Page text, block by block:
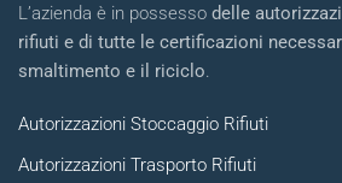
L’azienda è in possesso delle
rifiuti e di tutte le certificazioni
smaltimento e il riciclo.
Autorizzazioni Stoccaggio Rifiuti
Autorizzazioni Trasporto Rifiuti